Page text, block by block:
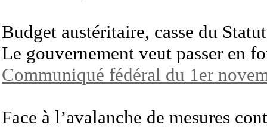
Budget austéritaire, casse du
Le gouvernement veut passer en
Communiqué fédéral du 1er
Face à l’avalanche de mesures